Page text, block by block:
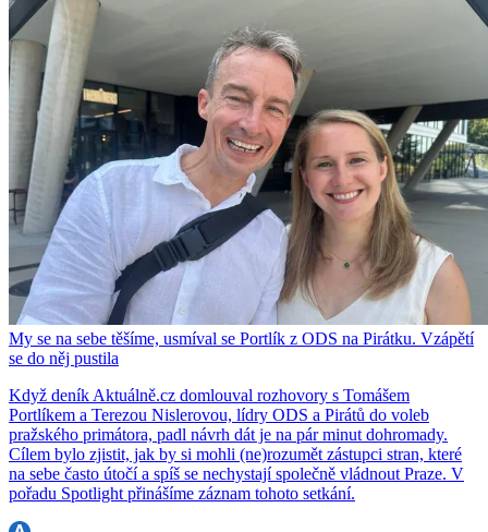
My se na sebe těšíme, usmíval se Portlík z ODS na Pirátku. Vzápětí
se do něj pustila
Když deník Aktuálně.cz domlouval rozhovory s Tomášem
Portlíkem a Terezou Nislerovou, lídry ODS a Pirátů do voleb
pražského primátora, padl návrh dát je na pár minut dohromady.
Cílem bylo zjistit, jak by si mohli (ne)rozumět zástupci stran, které
na sebe často útočí a spíš se nechystají společně vládnout Praze. V
pořadu Spotlight přinášíme záznam tohoto setkání.